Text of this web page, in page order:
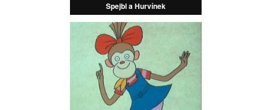
Spejbl a Hurvínek